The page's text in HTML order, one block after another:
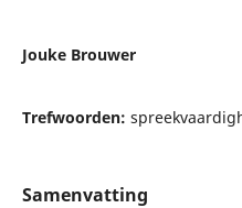
Jouke Brouwer
Trefwoorden:
Samenvatting